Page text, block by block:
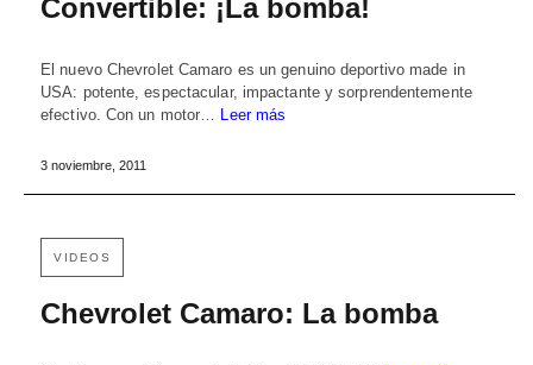
Convertible: ¡La bomba!
El nuevo Chevrolet Camaro es un genuino deportivo made in
USA: potente, espectacular, impactante y sorprendentemente
efectivo. Con un motor… Leer más
3 noviembre, 2011
VIDEOS
Chevrolet Camaro: La bomba